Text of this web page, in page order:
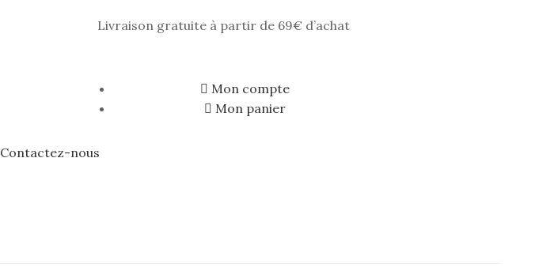
Livraison gratuite à partir de 69€ d’achat
Mon compte
Mon panier
Contactez-nous